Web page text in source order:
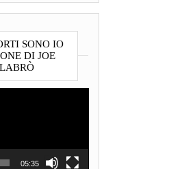
SONO IO
DI JOE
05:35